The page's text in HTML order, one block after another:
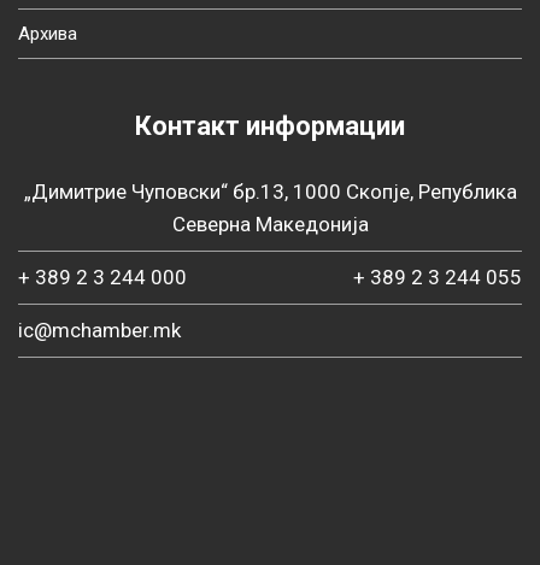
Архива
Контакт информации
„Димитрие Чуповски“ бр.13, 1000 Скопје, Република
Северна Македонија
+ 389 2 3 244 000 + 389 2 3 244 055
ic@mchamber.mk